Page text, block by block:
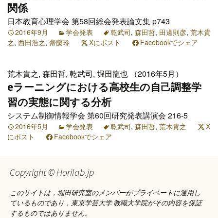
関係
日本教育心理学会 第58回総会発表論文集 p743
2016年9月 学会発表 乾武司, 森田哲, 田邊則彦, 荒木貴
之, 西田浩之, 齋藤玲 Xにポスト Facebookでシェア
荒木貴之, 森田哲, 乾武司, 堀田龍也 （2016年5月）
eラーニングにおける高校生の自己調整学
習の実態に関する分析
システム制御情報学会 第60回研究発表講演会 216-5
2016年5月 学会発表 乾武司, 森田哲, 荒木貴之
X
にポスト
Facebookでシェア
Copyright © Horilab.jp
このサイトは，堀田研究室のメンバーがプライベートに運用し
ているものであり，東京学芸大学 教職大学院がその内容を保証
するものではありません。